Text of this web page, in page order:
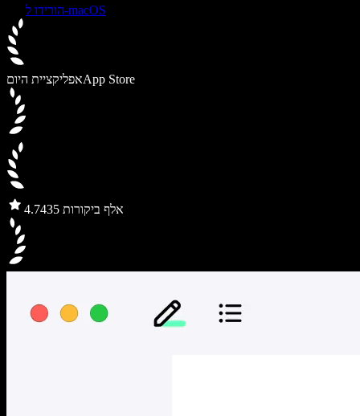
הורידו ל-macOS
אפליקציית היוםApp Store
4.7 435 אלף ביקורות